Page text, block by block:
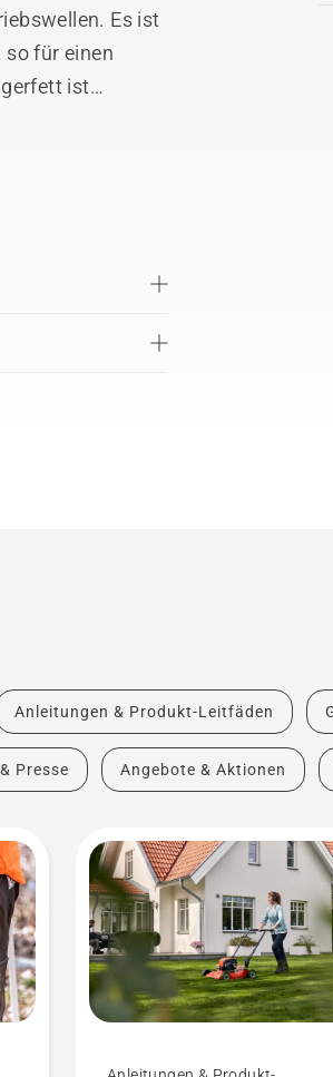
Es ist
für einen
ist
Anleitungen & Produkt-Leitfäden
Presse Angebote & Aktionen